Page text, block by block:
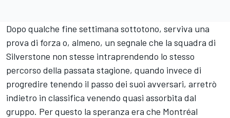
Dopo qualche fine settimana sottotono, serviva una
prova di forza o, almeno, un segnale che la squadra di
Silverstone non stesse intraprendendo lo stesso
percorso della passata stagione, quando invece di
progredire tenendo il passo dei suoi avversari, arretrò
indietro in classifica venendo quasi assorbita dal
gruppo. Per questo la speranza era che Montréal